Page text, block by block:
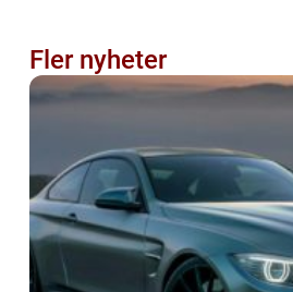
Fler nyheter